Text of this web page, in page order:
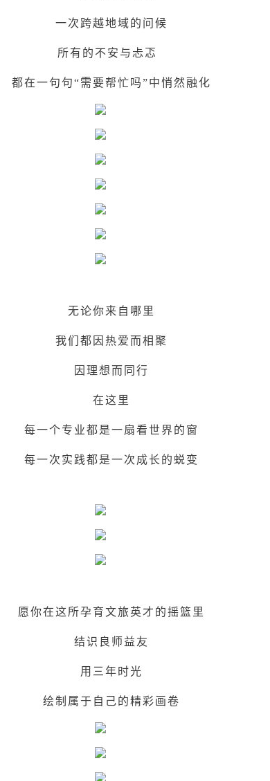
一次跨越地域的问候
所有的不安与忐忑
都在一句句“需要帮忙吗”中悄然融化
无论你来自哪里
我们都因热爱而相聚
因理想而同行
在这里
每一个专业都是一扇看世界的窗
每一次实践都是一次成长的蜕变
愿你在这所孕育文旅英才的摇篮里
结识良师益友
用三年时光
绘制属于自己的精彩画卷